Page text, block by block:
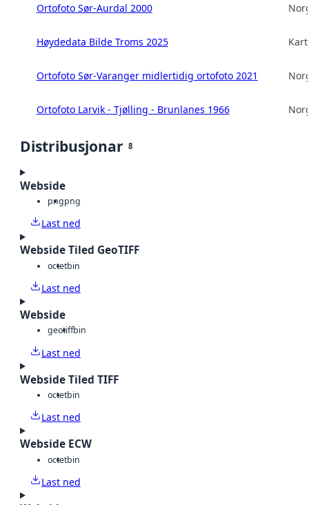
Ortofoto Sør-Aurdal 2000
Høydedata Bilde Troms 2025
Ortofoto Sør-Varanger midlertidig ortofoto 2021
Ortofoto Larvik - Tjølling - Brunlanes 1966
Distribusjonar 8
Webside
pngpng
Last ned
Webside Tiled GeoTIFF
octetbin
Last ned
Webside
geotiffbin
Last ned
Webside Tiled TIFF
octetbin
Last ned
Webside ECW
octetbin
Last ned